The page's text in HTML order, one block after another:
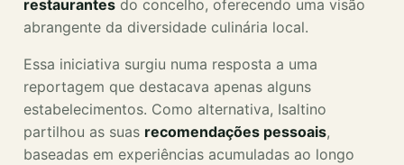
restaurantesdo concelho, oferecendo uma visão
abrangente da diversidade culinária local.
Essa iniciativa surgiu numa resposta a uma
reportagem que destacava apenas alguns
estabelecimentos. Como alternativa, Isaltino
partilhou as suas recomendações pessoais,
baseadas em experiências acumuladas ao longo